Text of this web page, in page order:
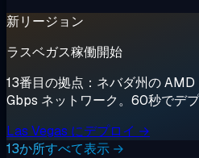
新リージョン
ラスベガス稼働開始
13番目の拠点：ネバダ州の
Gbps ネットワーク。60秒でデプ
Las Vegas にデプロイ →
13か所すべて表示 →